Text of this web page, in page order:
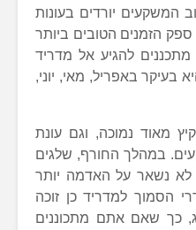
המשקעים יורדים בעונות
הזמנים הטובים ביותר
להגיע אל מדריד
בעיקר באפריל, מאי, יוני,
מאוד נמוכה, וגם עונת
במהלך החורף, שלגים
לא נשאר על האדמה יותר
הסמוך למדריד כן זוכה
כך שאם אתם מתכוננים